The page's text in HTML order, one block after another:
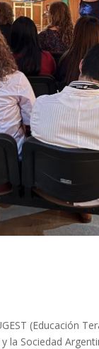
(Educación
la Sociedad